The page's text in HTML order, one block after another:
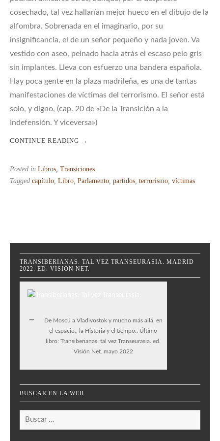
cosechado, tal vez hallarían mejor hueco en el dibujo de la
alfombra. Sobrenada en el imaginario, por su
insignificancia, el de un señor pequeño y nada joven. Va
vestido con aseo, peinado hacia atrás el escaso pelo gris
sin implantes. Lleva con esfuerzo una bandera española.
Hay poca gente en la plaza madrileña, es una de tantas
manifestaciones de víctimas del terrorismo. El señor está
solo, y digno, (cap. 20 de «De la Transición a la
Indefensión. Y viceversa»)
CONTINUE READING →
Posted in Libros, Transiciones
Tagged capítulo, Libro, Parlamento, partidos, terrorismo, víctimas
TRANSIBERIANAS. TAL VEZ TRANSEURASIA. MADRID
2022. ED. VISIÓN NET.
De Moscú a Vladivostok y mucho más allá, en
el espacio,, la Historia y el tiempo.. Último
libro: Transiberianas. tal vez Transeurasia. ed.
Visión Net. mayo 2022
BUSCAR EN LA WEB
Buscar: